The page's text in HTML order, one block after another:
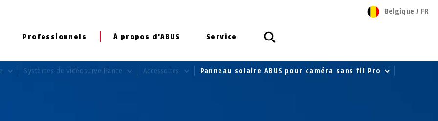
Professionnels À propos d'ABUS Service
Belgique / FR
Systèmes de vidéosurveillance Accessoires Panneau solaire ABUS pour caméra sans fil Pro